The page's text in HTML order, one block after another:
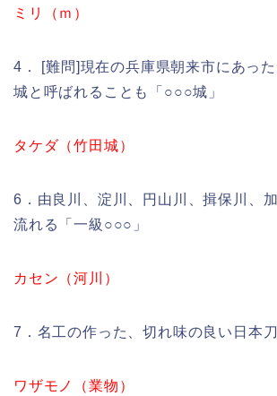
ミリ（ｍ）
4． [難問]現在の兵庫県朝来市にあっ
城と呼ばれることも「○○○城」
タケダ（竹田城）
6．由良川、淀川、円山川、揖保川、
流れる「一級○○○」
カセン（河川）
7．名工の作った、切れ味の良い日本刀
ワザモノ（業物）